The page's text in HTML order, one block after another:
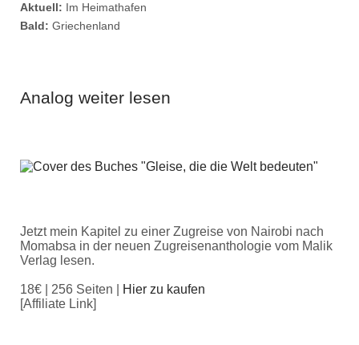
Aktuell: Im Heimathafen
Bald: Griechenland
Analog weiter lesen
Jetzt mein Kapitel zu einer Zugreise von Nairobi nach
Momabsa in der neuen Zugreisenanthologie vom Malik
Verlag lesen.
18€ | 256 Seiten |
Hier zu kaufen
[Affiliate Link]